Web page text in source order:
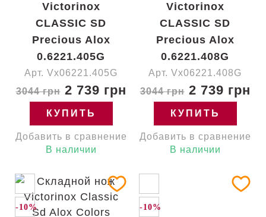
Victorinox
CLASSIC SD
Precious Alox
0.6221.405G
Арт. Vx06221.405G
3044 грн2 739 грн
КУПИТЬ
Добавить в сравнение
В наличии
Victorinox
CLASSIC SD
Precious Alox
0.6221.408G
Арт. Vx06221.408G
3044 грн2 739 грн
КУПИТЬ
Добавить в сравнение
В наличии
-10% -10%